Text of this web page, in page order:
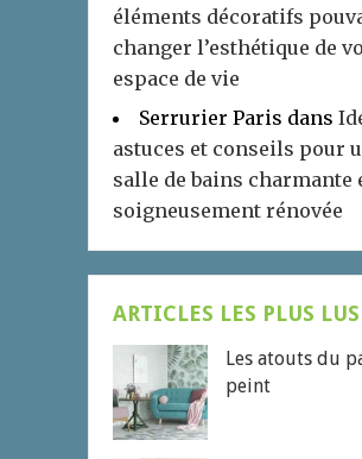
éléments décoratifs
changer l’esthétique de
espace de vie
Serrurier Paris dans
astuces et conseils pour
salle de bains charmante
soigneusement rénovée
ARTICLES LES PLUS LUS
Les atouts du
peint